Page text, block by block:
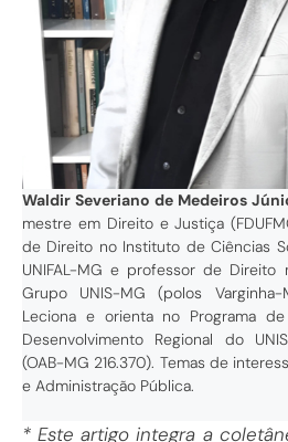
Waldir Severiano de Medeiros
mestre em Direito e Justiça
de Direito no Instituto de Ciências
UNIFAL-MG e professor de
Grupo UNIS-MG (polos
Leciona e orienta no Programa
Desenvolvimento Regional do
(OAB-MG 216.370). Temas de
e Administração Pública.
* Este artigo integra a